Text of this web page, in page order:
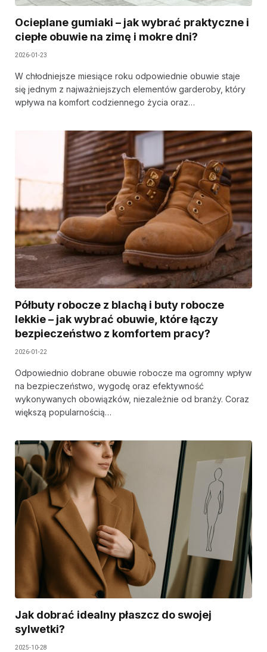
Ocieplane gumiaki – jak wybrać praktyczne i
ciepłe obuwie na zimę i mokre dni?
2026-01-23
W chłodniejsze miesiące roku odpowiednie obuwie staje
się jednym z najważniejszych elementów garderoby, który
wpływa na komfort codziennego życia oraz…
Półbuty robocze z blachą i buty robocze
lekkie – jak wybrać obuwie, które łączy
bezpieczeństwo z komfortem pracy?
2026-01-22
Odpowiednio dobrane obuwie robocze ma ogromny wpływ
na bezpieczeństwo, wygodę oraz efektywność
wykonywanych obowiązków, niezależnie od branży. Coraz
większą popularnością…
Jak dobrać idealny płaszcz do swojej
sylwetki?
2025-10-28